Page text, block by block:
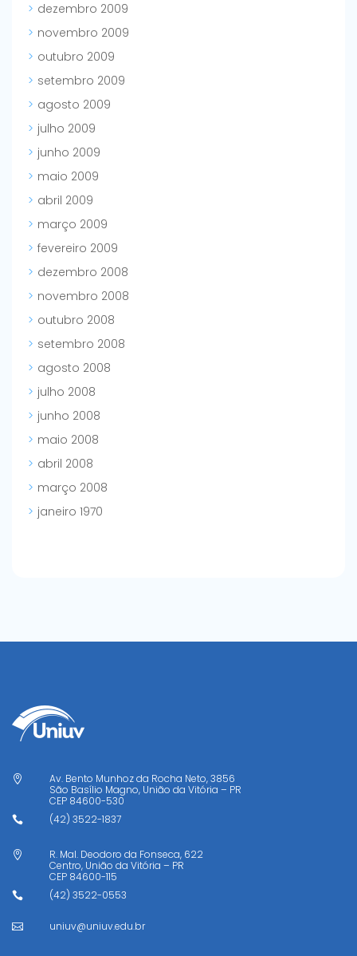
dezembro 2009
novembro 2009
outubro 2009
setembro 2009
agosto 2009
julho 2009
junho 2009
maio 2009
abril 2009
março 2009
fevereiro 2009
dezembro 2008
novembro 2008
outubro 2008
setembro 2008
agosto 2008
julho 2008
junho 2008
maio 2008
abril 2008
março 2008
janeiro 1970

Av. Bento Munhoz da Rocha Neto, 3856
São Basílio Magno, União da Vitória – PR
CEP 84600-530
 (42) 3522-1837

R. Mal. Deodoro da Fonseca, 622
Centro, União da Vitória – PR
CEP 84600-115
 (42) 3522-0553
 uniuv@uniuv.edu.br